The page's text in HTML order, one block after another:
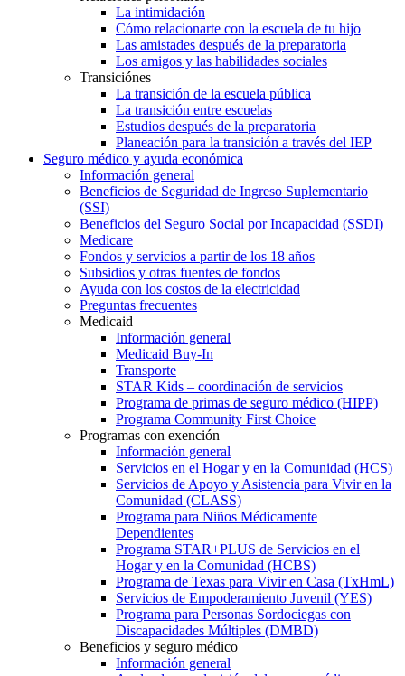
La intimidación
Cómo relacionarte con la escuela de tu hijo
Las amistades después de la preparatoria
Los amigos y las habilidades sociales
Transiciónes
La transición de la escuela pública
La transición entre escuelas
Estudios después de la preparatoria
Planeación para la transición a través del IEP
Seguro médico y ayuda económica
Información general
Beneficios de Seguridad de Ingreso Suplementario
(SSI)
Beneficios del Seguro Social por Incapacidad (SSDI)
Medicare
Fondos y servicios a partir de los 18 años
Subsidios y otras fuentes de fondos
Ayuda con los costos de la electricidad
Preguntas frecuentes
Medicaid
Información general
Medicaid Buy-In
Transporte
STAR Kids – coordinación de servicios
Programa de primas de seguro médico (HIPP)
Programa Community First Choice
Programas con exención
Información general
Servicios en el Hogar y en la Comunidad (HCS)
Servicios de Apoyo y Asistencia para Vivir en la
Comunidad (CLASS)
Programa para Niños Médicamente
Dependientes
Programa STAR+PLUS de Servicios en el
Hogar y en la Comunidad (HCBS)
Programa de Texas para Vivir en Casa (TxHmL)
Servicios de Empoderamiento Juvenil (YES)
Programa para Personas Sordociegas con
Discapacidades Múltiples (DMBD)
Beneficios y seguro médico
Información general